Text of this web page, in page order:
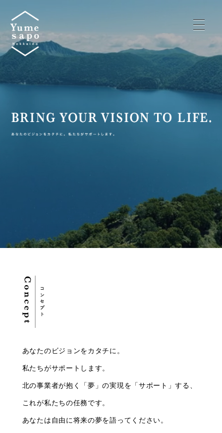
あなたのビジョンをカタチに。
私たちがサポートします。
北の事業者が抱く「夢」の実現を「サポート」する、
これが私たちの任務です。
あなたは自由に将来の夢を語ってください。